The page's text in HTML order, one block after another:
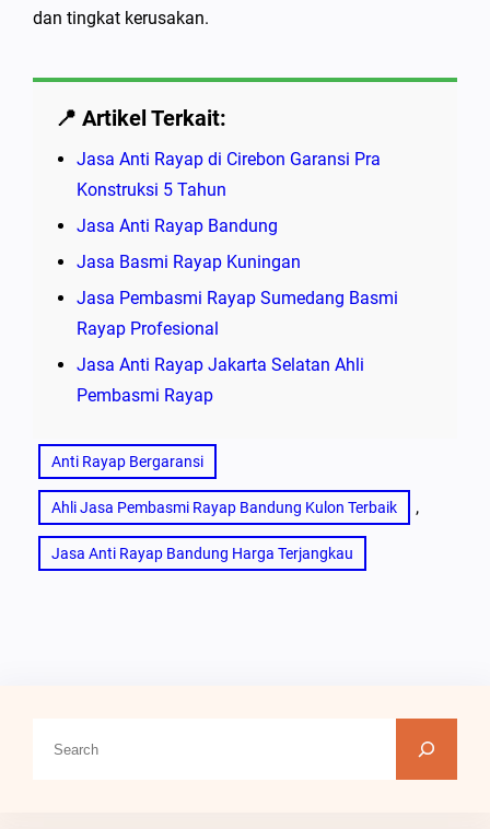
dan tingkat kerusakan.
📍 Artikel Terkait:
Jasa Anti Rayap di Cirebon Garansi Pra
Konstruksi 5 Tahun
Jasa Anti Rayap Bandung
Jasa Basmi Rayap Kuningan
Jasa Pembasmi Rayap Sumedang Basmi
Rayap Profesional
Jasa Anti Rayap Jakarta Selatan Ahli
Pembasmi Rayap
Anti Rayap Bergaransi
Ahli Jasa Pembasmi Rayap Bandung Kulon Terbaik ,
Jasa Anti Rayap Bandung Harga Terjangkau